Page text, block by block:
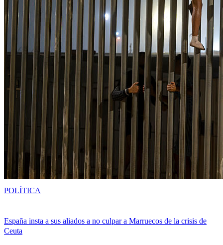
España insta a sus aliados a no culpar a Marruecos de la crisis de
Ceuta
POLÍTICA